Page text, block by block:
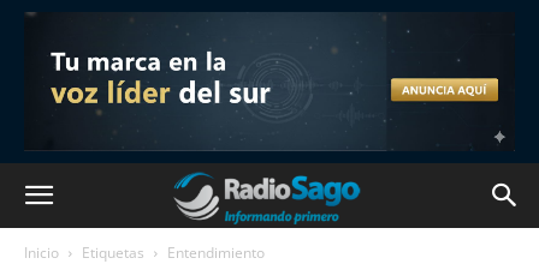
Inicio Etiquetas Entendimiento